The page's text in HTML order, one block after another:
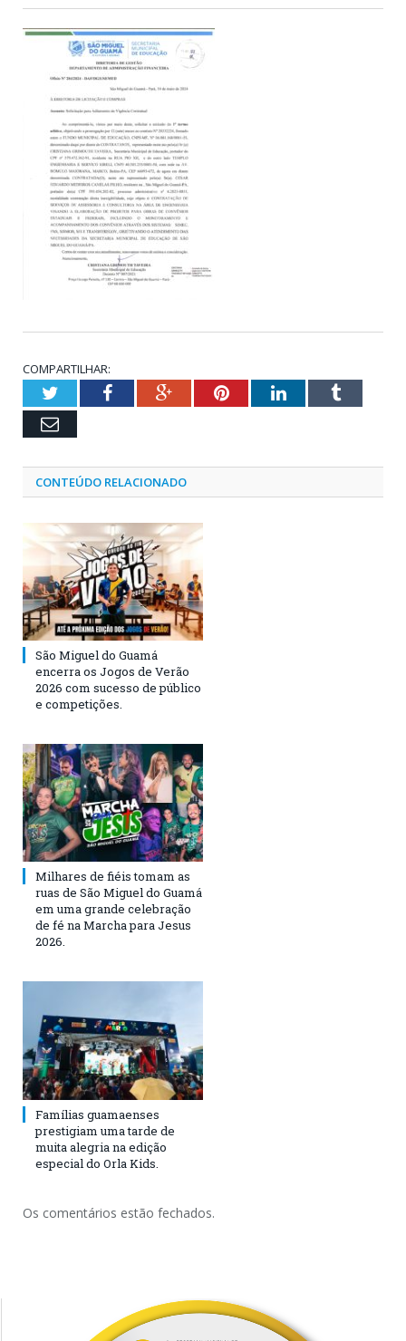
COMPARTILHAR:
TwitterFacebookGoogle+PinterestLinkedInTumblr
Email
CONTEÚDO RELACIONADO
São Miguel do Guamá
encerra os Jogos de Verão
2026 com sucesso de público
e competições.
Milhares de fiéis tomam as
ruas de São Miguel do Guamá
em uma grande celebração
de fé na Marcha para Jesus
2026.
Famílias guamaenses
prestigiam uma tarde de
muita alegria na edição
especial do Orla Kids.
Os comentários estão fechados.